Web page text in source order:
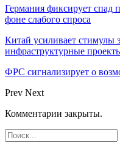
Германия фиксирует спад
фоне слабого спроса
Китай усиливает стимулы
инфраструктурные
ФРС сигнализирует о
Prev Next
Комментарии закрыты.